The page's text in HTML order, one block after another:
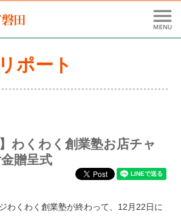
ポート
】わくわく創業塾お店チャ
贈呈式
わくわく創業塾が終わって、12月22日に